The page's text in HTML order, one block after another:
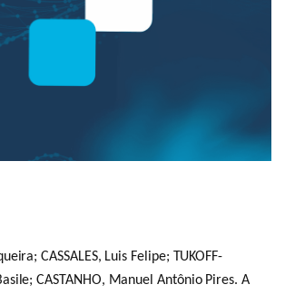
CASSALES, Luis Felipe; TUKOFF-
CASTANHO, Manuel Antônio Pires. A